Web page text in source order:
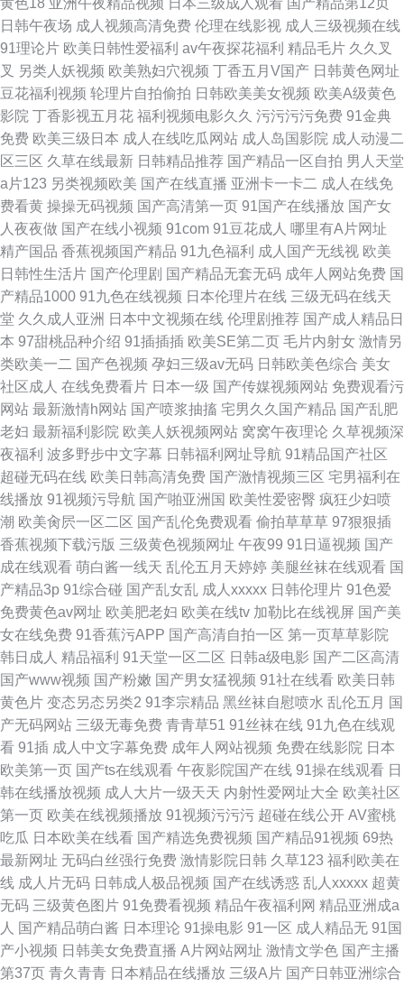
黄色18 亚洲午夜精品视频 日本三级成人观看 国产精品第12页
日韩午夜场 成人视频高清免费 伦理在线影视 成人三级视频在线
91理论片 欧美日韩性爱福利 av午夜探花福利 精品毛片 久久叉
叉 另类人妖视频 欧美熟妇穴视频 丁香五月V国产 日韩黄色网址
豆花福利视频 轮理片自拍偷拍 日韩欧美美女视频 欧美A级黄色
影院 丁香影视五月花 福利视频电影久久 污污污污免费 91金典
免费 欧美三级日本 成人在线吃瓜网站 成人岛国影院 成人动漫二
区三区 久草在线最新 日韩精品推荐 国产精品一区自拍 男人天堂
a片123 另类视频欧美 国产在线直播 亚洲卡一卡二 成人在线免
费看黄 操操无码视频 国产高清第一页 91国产在线播放 国产女
人夜夜做 国产在线小视频 91com 91豆花成人 哪里有A片网址
精产国品 香蕉视频国产精品 91九色福利 成人国产无线视 欧美
日韩性生活片 国产伦理剧 国产精品无套无码 成年人网站免费 国
产精品1000 91九色在线视频 日本伦理片在线 三级无码在线天
堂 久久成人亚洲 日本中文视频在线 伦理剧推荐 国产成人精品日
本 97甜桃品种介绍 91插插插 欧美SE第二页 毛片内射女 激情另
类欧美一二 国产色视频 孕妇三级av无码 日韩欧美色综合 美女
社区成人 在线免费看片 日本一级 国产传媒视频网站 免费观看污
网站 最新激情h网站 国产喷浆抽搐 宅男久久国产精品 国产乱肥
老妇 最新福利影院 欧美人妖视频网站 窝窝午夜理论 久草视频深
夜福利 波多野步中文字幕 日韩福利网址导航 91精品国产社区
超碰无码在线 欧美日韩高清免费 国产激情视频三区 宅男福利在
线播放 91视频污导航 国产啪亚洲国 欧美性爱密臀 疯狂少妇喷
潮 欧美肏屄一区二区 国产乱伦免费观看 偷拍草草草 97狠狠插
香蕉视频下载污版 三级黄色视频网址 午夜99 91日逼视频 国产
成在线观看 萌白酱一线天 乱伦五月天婷婷 美腿丝袜在线观看 国
产精品3p 91综合碰 国产乱女乱 成人xxxxx 日韩伦理片 91色爱
免费黄色av网址 欧美肥老妇 欧美在线tv 加勒比在线视屏 国产美
女在线免费 91香蕉污APP 国产高清自拍一区 第一页草草影院
韩日成人 精品福利 91天堂一区二区 日韩a级电影 国产二区高清
国产www视频 国产粉嫩 国产男女猛视频 91社在线看 欧美日韩
黄色片 变态另态另类2 91李宗精品 黑丝袜自慰喷水 乱伦五月 国
产无码网站 三级无毒免费 青青草51 91丝袜在线 91九色在线观
看 91插 成人中文字幕免费 成年人网站视频 免费在线影院 日本
欧美第一页 国产ts在线观看 午夜影院国产在线 91操在线观看 日
韩在线播放视频 成人大片一级天天 内射性爱网址大全 欧美社区
第一页 欧美在线视频播放 91视频污污污 超碰在线公开 AV蜜桃
吃瓜 日本欧美在线看 国产精选免费视频 国产精品91视频 69热
最新网址 无码白丝强行免费 激情影院日韩 久草123 福利欧美在
线 成人片无码 日韩成人极品视频 国产在线诱惑 乱人xxxxx 超黄
无码 三级黄色图片 91免费看视频 精品午夜福利网 精品亚洲成a
人 国产精品萌白酱 日本理论 91操电影 91一区 成人精品无 91国
产小视频 日韩美女免费直播 A片网站网址 激情文学色 国产主播
第37页 青久青青 日本精品在线播放 三级A片 国产日韩亚洲综合